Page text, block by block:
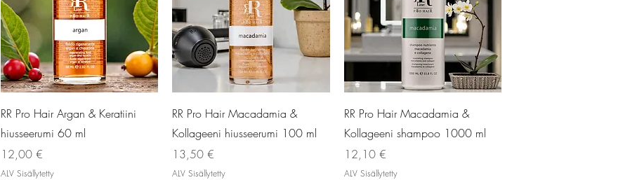
Pikakatselu
RR Pro Hair Argan & Keratiini
hiusseerumi 60 ml
Hinta
12,00 €
ALV Sisällytetty
Pikakatselu
RR Pro Hair Macadamia &
Kollageeni hiusseerumi 100 ml
Hinta
13,50 €
ALV Sisällytetty
Pikakatselu
RR Pro Hair Macadamia &
Kollageeni shampoo 1000 ml
Hinta
12,10 €
ALV Sisällytetty